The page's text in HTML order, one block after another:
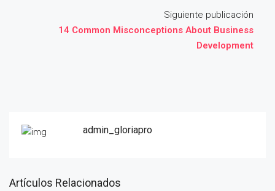
Siguiente publicación
14 Common Misconceptions About Business
Development
admin_gloriapro
Artículos Relacionados